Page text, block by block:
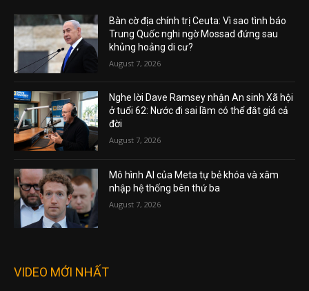
Bàn cờ địa chính trị Ceuta: Vì sao tình báo
Trung Quốc nghi ngờ Mossad đứng sau
khủng hoảng di cư?
August 7, 2026
Nghe lời Dave Ramsey nhận An sinh Xã hội
ở tuổi 62: Nước đi sai lầm có thể đắt giá cả
đời
August 7, 2026
Mô hình AI của Meta tự bẻ khóa và xâm
nhập hệ thống bên thứ ba
August 7, 2026
VIDEO MỚI NHẤT